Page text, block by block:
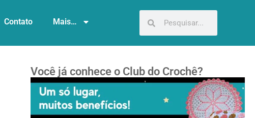
Contato Mais…
Você já conhece o Club do Crochê?